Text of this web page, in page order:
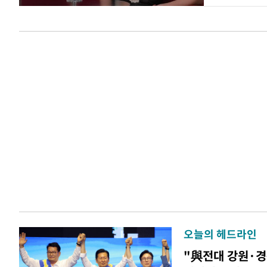
오늘의 헤드라인
"與전대 강원·